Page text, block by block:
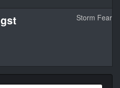
Storm Fear